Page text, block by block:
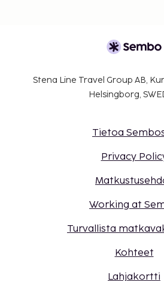
Stena Line Travel Group AB,
Helsingborg,
Tietoa
Privacy
Working at
Turvallista
Kohteet
Lahjakortti